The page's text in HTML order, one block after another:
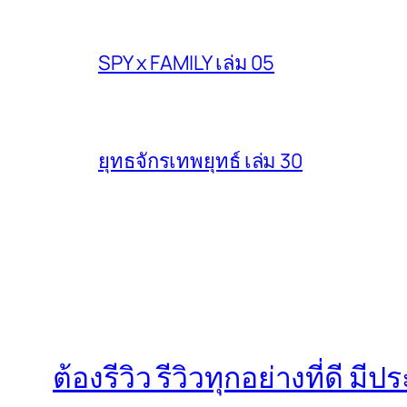
SPY x FAMILY เล่ม 05
ยุทธจักรเทพยุทธ์ เล่ม 30
ต้องรีวิว รีวิวทุกอย่างที่ดี มีป